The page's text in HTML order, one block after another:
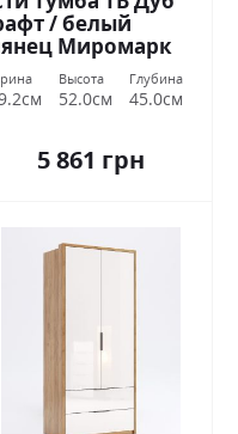
/ белый
Миромарк
Высота
52.0см
Глубина
45.0см
5 861 грн